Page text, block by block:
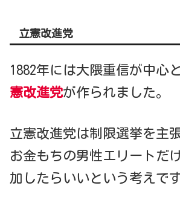
立憲改進党
1882年には大隈重信が中心
憲改進党が作られました。
立憲改進党は制限選挙を主
お金もちの男性エリートだ
加したらいいという考えです